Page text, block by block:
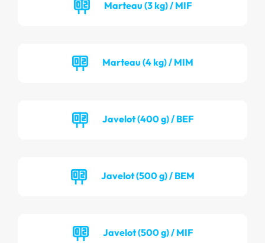
Marteau (3 kg) / MIF
Marteau (4 kg) / MIM
Javelot (400 g) / BEF
Javelot (500 g) / BEM
Javelot (500 g) / MIF